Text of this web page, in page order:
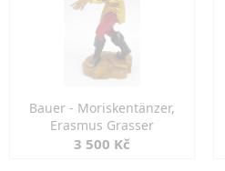
Bauer - Moriskentänzer,
Erasmus Grasser
3 500 Kč